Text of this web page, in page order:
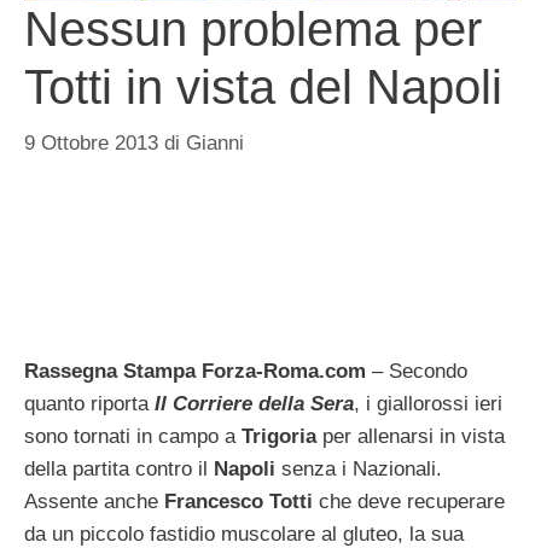
Nessun problema per
Totti in vista del Napoli
9 Ottobre 2013 di Gianni
Rassegna Stampa Forza-Roma.com – Secondo
quanto riporta Il Corriere della Sera, i giallorossi ieri
sono tornati in campo a Trigoriaper allenarsi in vista
della partita contro il
Napoli senza i Nazionali.
Assente anche Francesco Totti che deve recuperare
da un piccolo fastidio muscolare al gluteo, la sua